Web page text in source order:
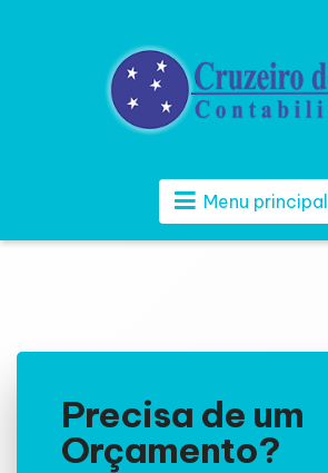
Menu principal
Precisa de um
Orçamento?